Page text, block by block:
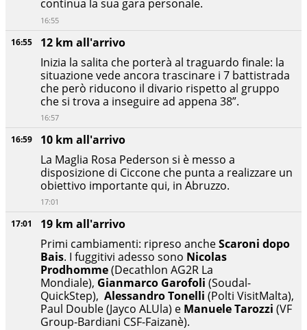
17:01
19 km all'arrivo
Primi cambiamenti: ripreso ancheScaroni dopo
Bais. I fuggitivi adesso sono Nicolas
Prodhomme(Decathlon AG2R La
Mondiale), Gianmarco Garofoli (Soudal-
QuickStep), Alessandro Tonelli (Polti VisitMalta),
Paul Double (Jayco ALUla) e Manuele Tarozzi (VF
Group-Bardiani CSF-Faizanè).
16:59
10 km all'arrivo
La Maglia Rosa Pederson si è messo a
disposizione di Ciccone che punta a realizzare un
obiettivo importante qui, in Abruzzo.
17:01
16:55
12 km all'arrivo
Inizia la salita che porterà al traguardo finale: la
situazione vede ancora trascinare i 7 battistrada
che però riducono il divario rispetto al gruppo
che si trova a inseguire ad appena 38”.
16:57
continua la sua gara personale.
16:55